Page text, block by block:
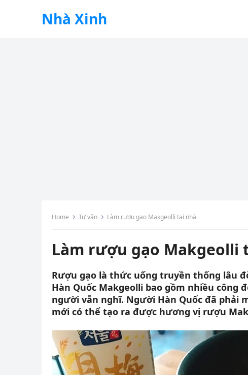
Nhà Xinh
Home Tư vấn Làm rượu gạo Makgeolli tại nhà
Làm rượu gạo Makgeolli
Rượu gạo là thức uống truyền thống lâu
Hàn Quốc Makgeolli bao gồm nhiều công
người vẫn nghĩ. Người Hàn Quốc đã phải
mới có thể tạo ra được hương vị rượu